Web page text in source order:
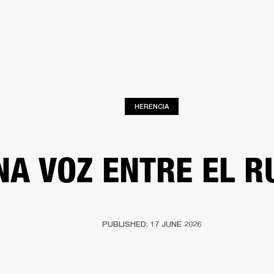
HERENCIA
VOZ ENTRE EL
PUBLISHED: 17 JUNE 2026